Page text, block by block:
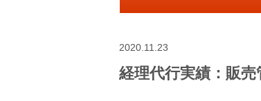
2020.11.23
経理代行実績：販